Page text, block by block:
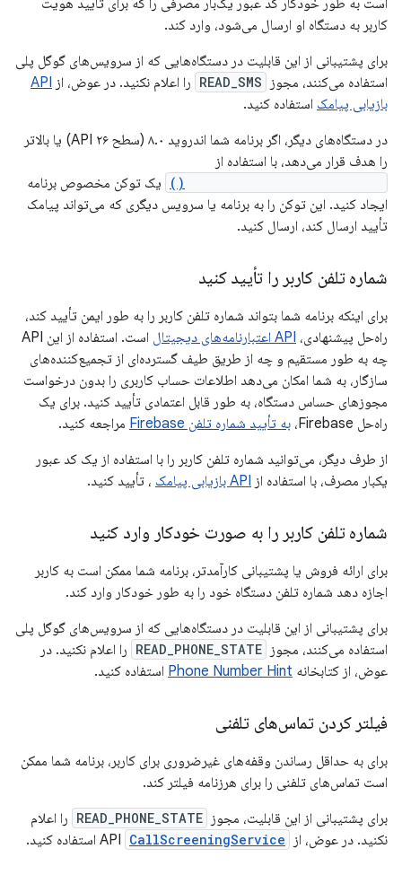
است به طور خودکار کد عبور یک‌بار مصرفی را که برای تأیید هویت
کاربر به دستگاه او ارسال می‌شود، وارد کند.
برای پشتیبانی از این قابلیت در دستگاه‌هایی که از سرویس‌های گوگل پلی
استفاده می‌کنند، مجوز
READ_SMS را اعلام نکنید. در عوض، از API
بازیابی پیامک استفاده کنید.
در دستگاه‌های دیگر، اگر برنامه شما اندروید ۸.۰ (سطح API ۲۶) یا بالاتر
را هدف قرار می‌دهد، با استفاده از
یک توکن مخصوص برنامه
ایجاد کنید. این توکن را به برنامه یا سرویس دیگری که می‌تواند پیامک
تأیید ارسال کند، ارسال کنید.
شماره تلفن کاربر را تأیید کنید
برای اینکه برنامه شما بتواند شماره تلفن کاربر را به طور ایمن تأیید کند،
راه‌حل پیشنهادی، API اعتبارنامه‌های دیجیتال
است. استفاده از این API
چه به طور مستقیم و چه از طریق طیف گسترده‌ای از تجمیع‌کننده‌های
سازگار، به شما امکان می‌دهد اطلاعات حساب کاربری را بدون درخواست
مجوزهای حساس دستگاه، به طور قابل اعتمادی تأیید کنید. برای یک
راه‌حل Firebase،
به تأیید شماره تلفن Firebase
مراجعه کنید.
از طرف دیگر، می‌توانید شماره تلفن کاربر را با استفاده از یک کد عبور
یکبار مصرف، با استفاده از API بازیابی پیامک ، تأیید کنید.
شماره تلفن کاربر را به صورت خودکار وارد کنید
برای ارائه فروش یا پشتیبانی کارآمدتر، برنامه شما ممکن است به کاربر
اجازه دهد شماره تلفن دستگاه خود را به طور خودکار وارد کند.
برای پشتیبانی از این قابلیت در دستگاه‌هایی که از سرویس‌های گوگل پلی
استفاده می‌کنند، مجوز READ_PHONE_STATE را اعلام نکنید. در
عوض، از کتابخانه Phone Number Hint استفاده کنید.
فیلتر کردن تماس‌های تلفنی
برای به حداقل رساندن وقفه‌های غیرضروری برای کاربر، برنامه شما ممکن
است تماس‌های تلفنی را برای هرزنامه فیلتر کند.
برای پشتیبانی از این قابلیت، مجوز READ_PHONE_STATE را اعلام
نکنید. در عوض، از API
CallScreeningService استفاده کنید.